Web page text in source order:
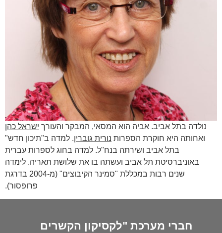
נולדה בתל אביב. אביה הוא המסאי, המבקר והעורך ישראל כהן
ואחותה היא חוקרת הספרות נורית גוברין. למדה ב"תיכון חדש"
בתל אביב ושירתה בנח"ל. למדה בחוג לספרות עברית
באוניברסיטת תל אביב ועשתה בו את שלושת תאריה. לימדה
שנים רבות במכללת "סמינר הקיבוצים" (מ-2004 בדרגת
פרופסור).
חברי מערכת "לקסיקון הקשרים